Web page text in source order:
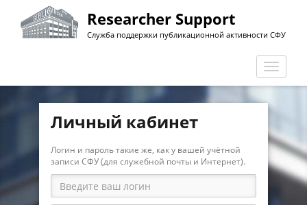
Перейти
основному
Researcher Support
Служба поддержки публикационной активности СФУ
Личный кабинет
Логин и пароль такие же, как у вашей учётной
записи СФУ (для служебной почты и Интернет).